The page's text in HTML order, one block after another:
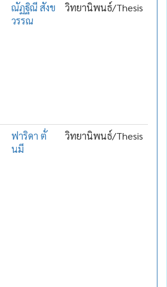
ณัฏฐิณี สังข
วรรณ
วิทยานิพนธ์/Thesis
ฟาริดา ตั่
นมี
วิทยานิพนธ์/Thesis